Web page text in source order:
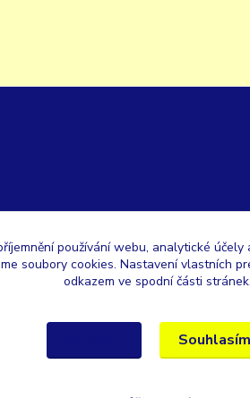
používání webu, analytické
soubory cookies. Nastavení vlastních
odkazem ve spodní části stránek.
Souhlasím